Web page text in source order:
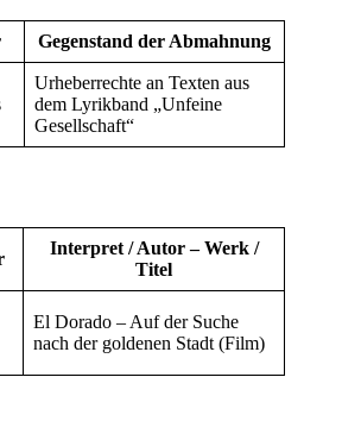
Gegenstand der Abmahnung
Urheberrechte an Texten aus
dem Lyrikband „Unfeine
Gesellschaft“
Interpret / Autor – Werk /
Titel
El Dorado – Auf der Suche
nach der goldenen Stadt (Film)